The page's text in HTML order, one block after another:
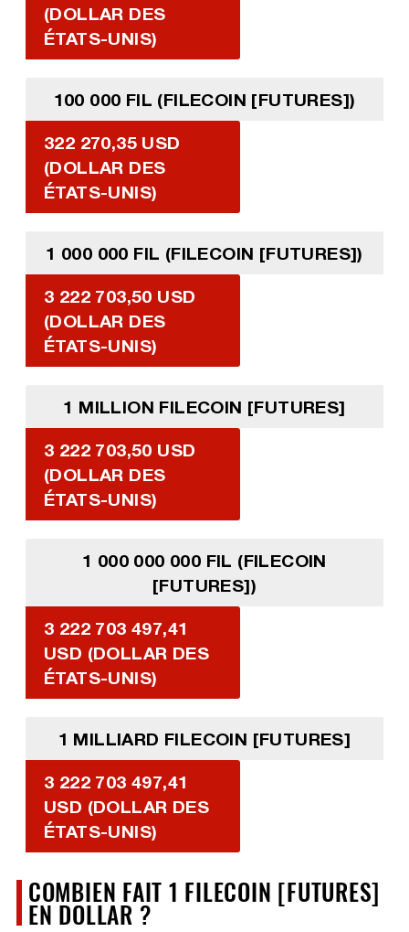
(DOLLAR DES
ÉTATS-UNIS)
100 000 FIL (FILECOIN [FUTURES])
322 270,35 USD
(DOLLAR DES
ÉTATS-UNIS)
1 000 000 FIL (FILECOIN [FUTURES])
3 222 703,50 USD
(DOLLAR DES
ÉTATS-UNIS)
1 MILLION FILECOIN [FUTURES]
3 222 703,50 USD
(DOLLAR DES
ÉTATS-UNIS)
1 000 000 000 FIL (FILECOIN
[FUTURES])
3 222 703 497,41
USD (DOLLAR DES
ÉTATS-UNIS)
1 MILLIARD FILECOIN [FUTURES]
3 222 703 497,41
USD (DOLLAR DES
ÉTATS-UNIS)
COMBIEN FAIT 1 FILECOIN [FUTURES]
EN DOLLAR ?